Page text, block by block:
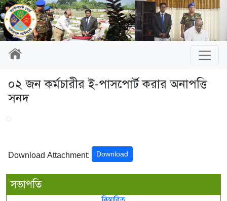
০২ জন কর্মচারীর ই-পাসপোর্ট করার অনাপত্তি
সনদ
Download Attachment: Download
সভাপতি